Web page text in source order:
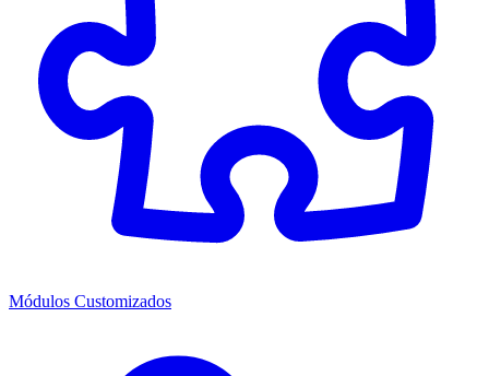
Módulos Customizados